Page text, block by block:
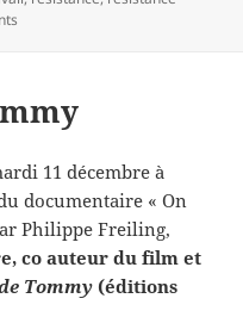
11 décembre à
documentaire « On
Philippe Freiling,
co auteur du film et
Tommy (éditions